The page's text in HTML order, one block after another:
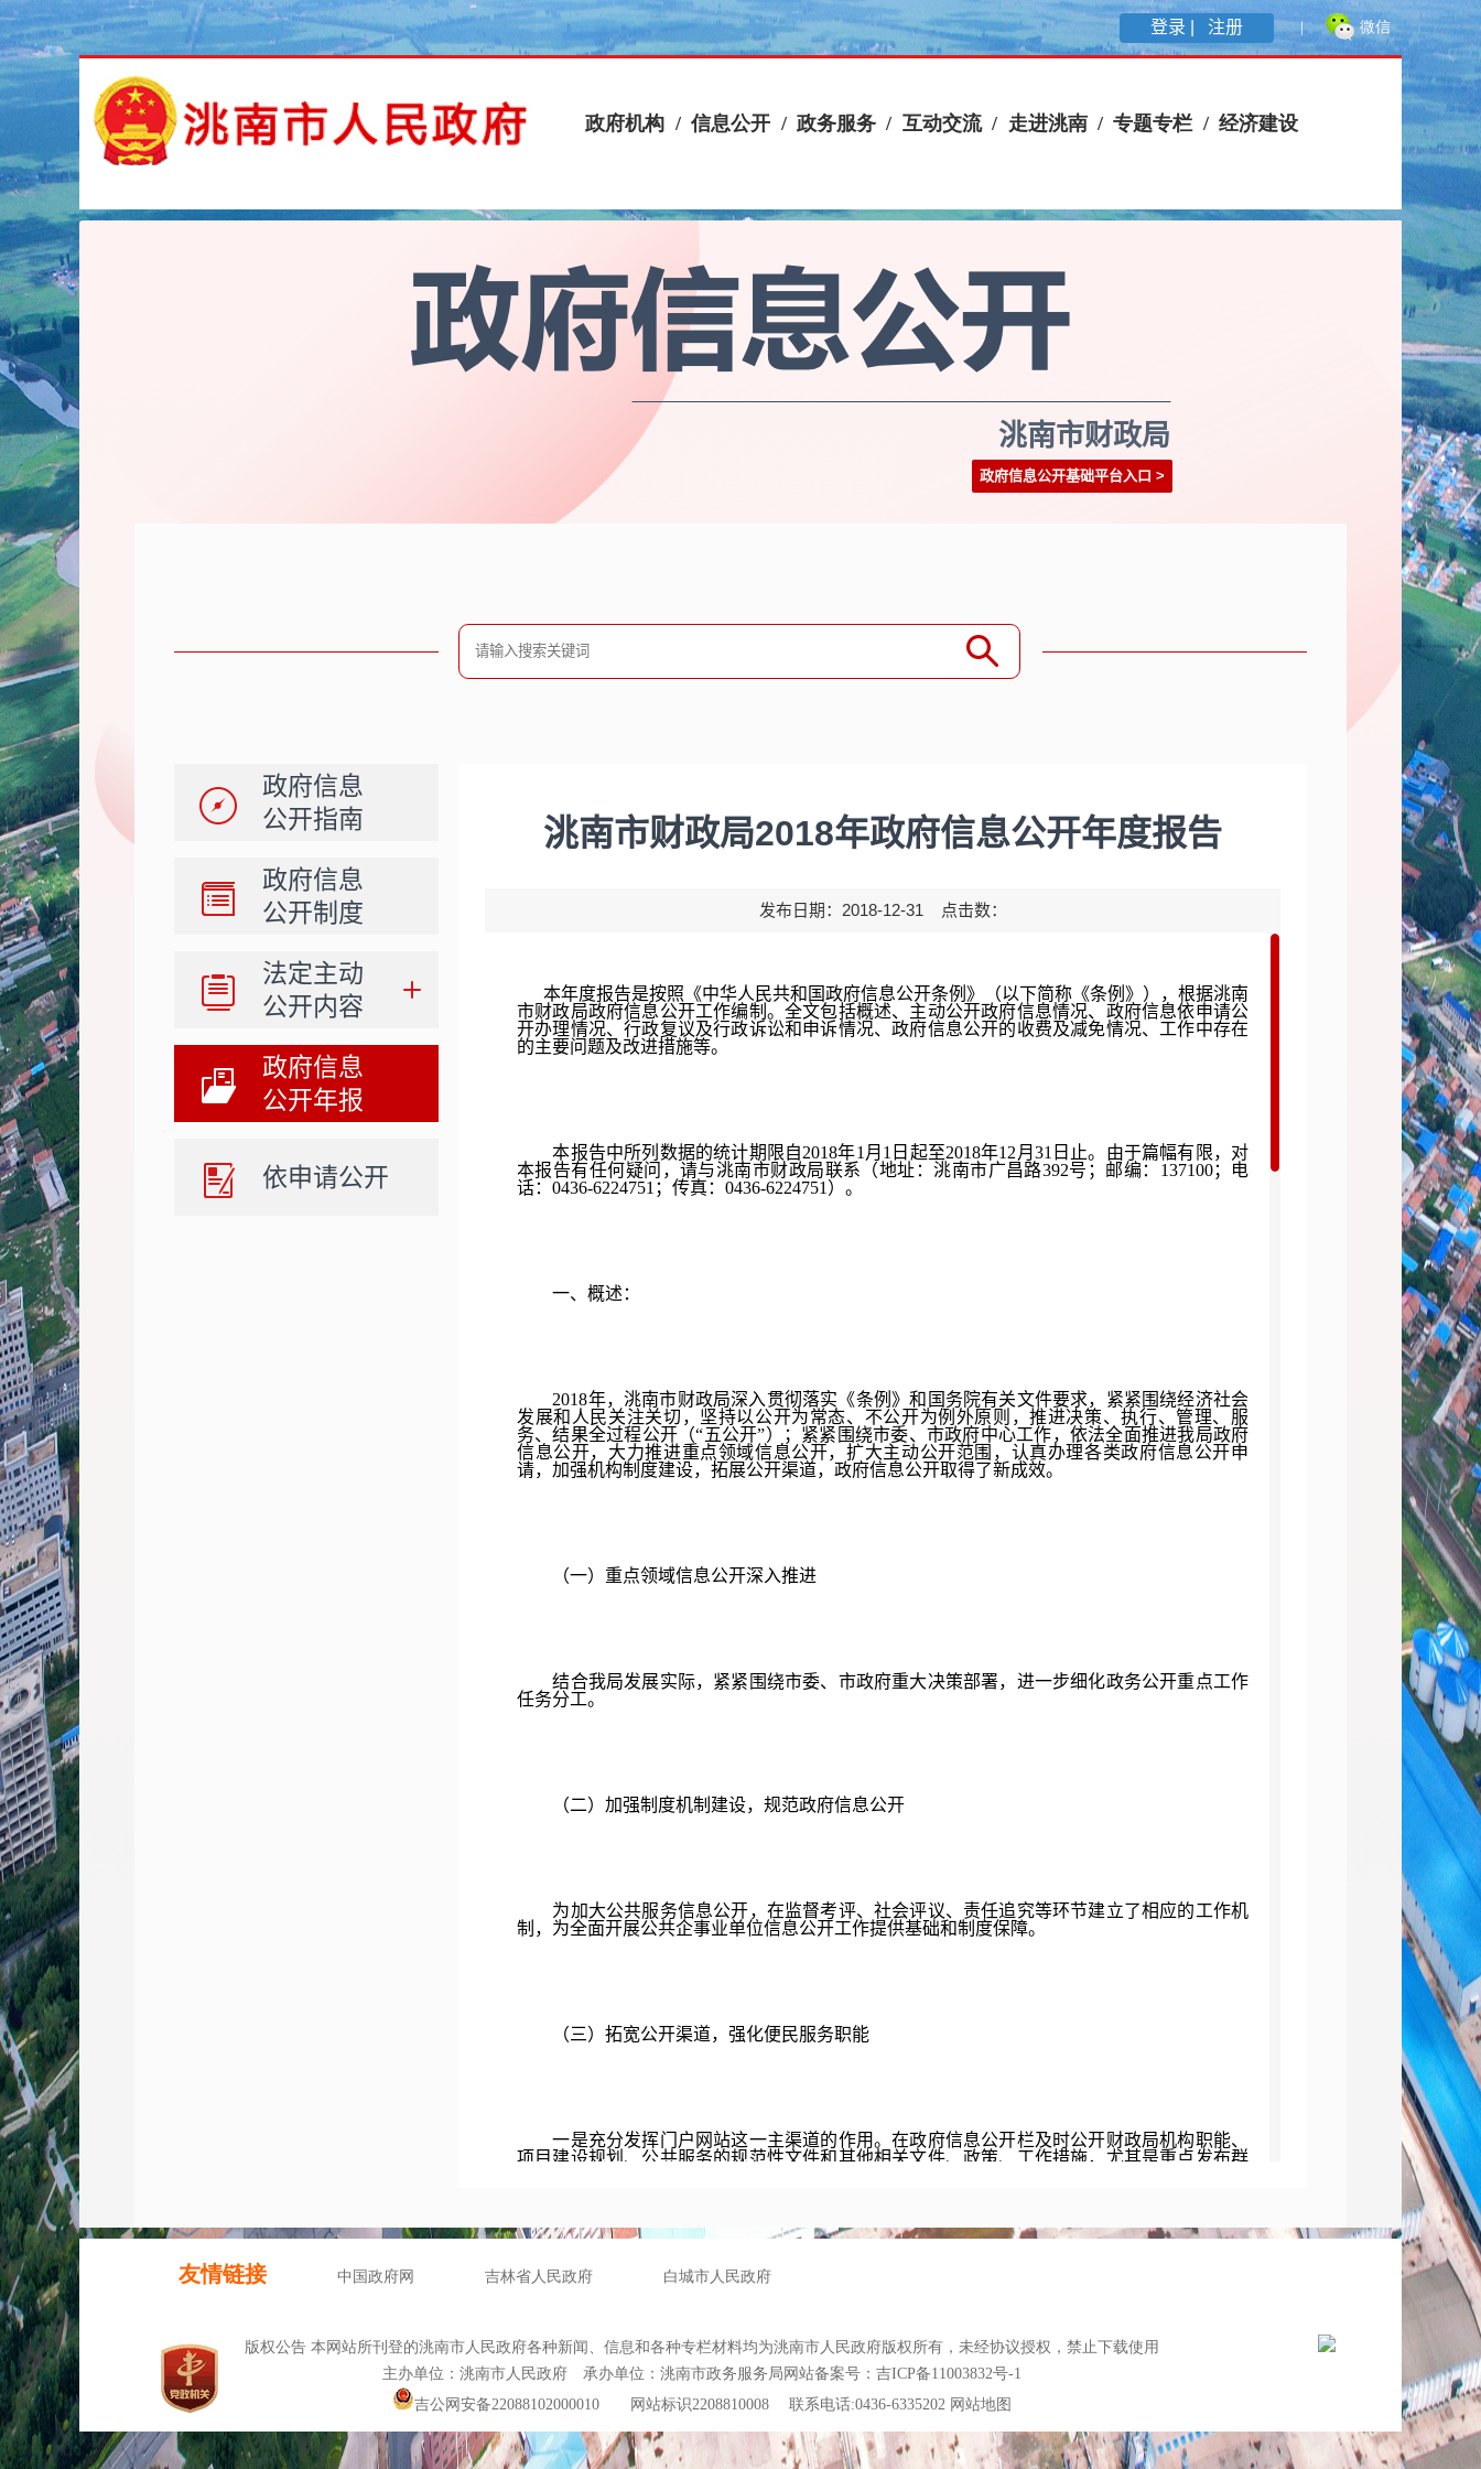
登录 | 注册
洮南市财政局
政府信息公开基础平台入口 >
政府信息
公开指南
政府信息
公开制度
法定主动
公开内容
政府信息
公开年报
依申请公开
洮南市财政局2018年政府信息公开年度报告
发布日期：2018-12-31 点击数：
本年度报告是按照《中华人民共和国政府信息公开条例》（以下简称《条例》），根据洮南
市财政局政府信息公开工作编制。全文包括概述、主动公开政府信息情况、政府信息依申请公
开办理情况、行政复议及行政诉讼和申诉情况、政府信息公开的收费及减免情况、工作中存在
的主要问题及改进措施等。
本报告中所列数据的统计期限自2018年1月1日起至2018年12月31日止。由于篇幅有限，对
本报告有任何疑问，请与洮南市财政局联系（地址：洮南市广昌路392号；邮编：137100；电
话：0436-6224751；传真：0436-6224751）。
一、概述：
2018年，洮南市财政局深入贯彻落实《条例》和国务院有关文件要求，紧紧围绕经济社会
发展和人民关注关切，坚持以公开为常态、不公开为例外原则，推进决策、执行、管理、服
务、结果全过程公开（“五公开”）；紧紧围绕市委、市政府中心工作，依法全面推进我局政府
信息公开，大力推进重点领域信息公开，扩大主动公开范围，认真办理各类政府信息公开申
请，加强机构制度建设，拓展公开渠道，政府信息公开取得了新成效。
（一）重点领域信息公开深入推进
结合我局发展实际，紧紧围绕市委、市政府重大决策部署，进一步细化政务公开重点工作
任务分工。
（二）加强制度机制建设，规范政府信息公开
为加大公共服务信息公开，在监督考评、社会评议、责任追究等环节建立了相应的工作机
制，为全面开展公共企事业单位信息公开工作提供基础和制度保障。
（三）拓宽公开渠道，强化便民服务职能
一是充分发挥门户网站这一主渠道的作用。在政府信息公开栏及时公开财政局机构职能、
项目建设规划、公共服务的规范性文件和其他相关文件、政策、工作措施，尤其是重点发布群
二、主动公开政府信息的情况